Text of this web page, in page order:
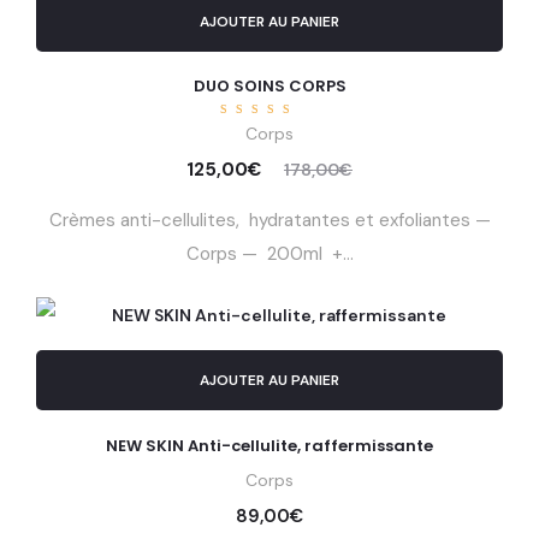
AJOUTER AU PANIER
DUO SOINS CORPS
Note
5.00
Corps
178,00€
125,00€
Crèmes anti-cellulites, hydratantes et exfoliantes —
Corps — 200ml +...
AJOUTER AU PANIER
NEW SKIN Anti-cellulite, raffermissante
Corps
89,00€